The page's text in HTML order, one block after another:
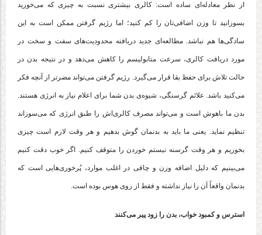
از نظر معادله‌ای ساده است: کالری بیشتری نسبت به چیزی که می‌خورید
بسوزانید تا وزن اضافی‌تان را کم کنید؛ اما رژیم گرفتن ممکن است به این
سادگی‌ها هم نباشد. مطالعه‌ای جدید دریافته محدودیت‌های سفت و سخت در
مورد دریافت کالری، سرعت متابولیسم را کاهش می‌دهد و در نتیجه بدن در
حالت تلاش برای حفظ بقا قرار می‌گیرد. رژیم گرفتن می‌تواند مضرتر از آنچه فکر
می‌کنید باشد. علائم گرسنگی، شیوه‌ی بدن شما برای اعلام نیاز به انرژی هستند.
بدن ما باهوش است و می‌تواند مصرف کالری‌اش را طبق انرژی که می‌سوزاند
تنظیم نماید. یعنی ما باید به بدنمان گوش بدهیم و هر وقت لازم است چیزی
بخوریم و هر وقت گرسنه نیستم خوردن را متوقف کنیم. اگر خوب دقت کنیم
می‌بینیم که دلیل اضافه وزن و چاقی در اغلب موارد، پُرخوری‌هایی است که
بدنمان واقعاً آن را نیاز نداشته و فقط از روی هوس بوده است.
استرس و کمبود خواب، بدن را زود پیر می‌کنند